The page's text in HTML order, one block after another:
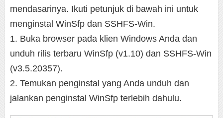
mendasarinya. Ikuti petunjuk di bawah ini untuk
menginstal WinSfp dan SSHFS-Win.
1. Buka browser pada klien Windows Anda dan
unduh rilis terbaru WinSfp (v1.10) dan SSHFS-Win
(v3.5.20357).
2. Temukan penginstal yang Anda unduh dan
jalankan penginstal WinSfp terlebih dahulu.